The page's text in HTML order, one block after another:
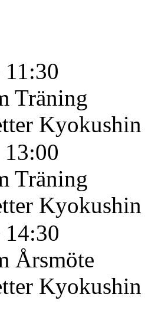
Träning
Träning
14:30
Årsmöte